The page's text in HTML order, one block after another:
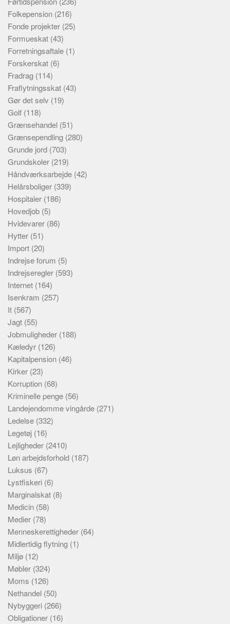
Folkepension (216)
Fonde projekter (25)
Formueskat (43)
Forretningsaftale (1)
Forskerskat (6)
Fradrag (114)
Fraflytningsskat (43)
Gør det selv (19)
Golf (118)
Grænsehandel (51)
Grænsependling (280)
Grunde jord (703)
Grundskoler (219)
Håndværksarbejde (42)
Helårsboliger (339)
Hospitaler (186)
Hovedjob (5)
Hvidevarer (86)
Hytter (51)
Import (20)
Indrejse forum (5)
Indrejseregler (593)
Internet (164)
Isenkram (257)
It (567)
Jagt (55)
Jobmuligheder (188)
Kæledyr (126)
Kapitalpension (46)
Kirker (23)
Korruption (68)
Kriminelle penge (56)
Landejendomme vingårde (271)
Ledelse (332)
Legetøj (16)
Lejligheder (2410)
Løn arbejdsforhold (187)
Luksus (67)
Lystfiskeri (6)
Marginalskat (8)
Medicin (58)
Medier (78)
Menneskerettigheder (64)
Midlertidig flytning (1)
Miljø (12)
Møbler (324)
Moms (126)
Nethandel (50)
Nybyggeri (266)
Obligationer (16)